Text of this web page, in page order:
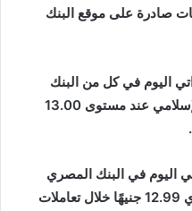
لأحدث بيانات صادرة على موقع البنك
اليوم في كل من البنك
الأهلي الكويتي، ومصرف أبوظبي الإسلامي عند مستوى 13.00
اليوم في البنك المصري
لتنمية الصادرات EBank عند مستوي 12.99 جنيهًا خلال تعاملات